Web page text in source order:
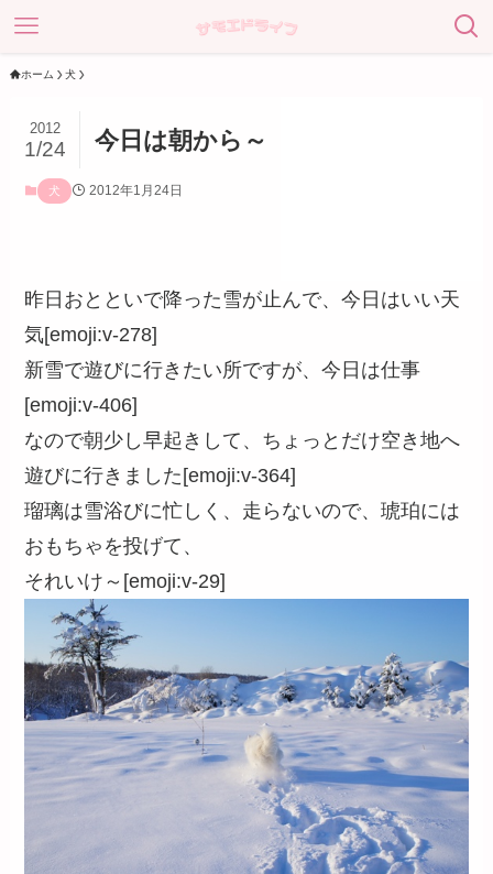
ホーム 犬
今日は朝から～
2012
1/24
犬 2012年1月24日
昨日おとといで降った雪が止んで、今日はいい天
気[emoji:v-278]
新雪で遊びに行きたい所ですが、今日は仕事
[emoji:v-406]
なので朝少し早起きして、ちょっとだけ空き地へ
遊びに行きました[emoji:v-364]
瑠璃は雪浴びに忙しく、走らないので、琥珀には
おもちゃを投げて、
それいけ～[emoji:v-29]